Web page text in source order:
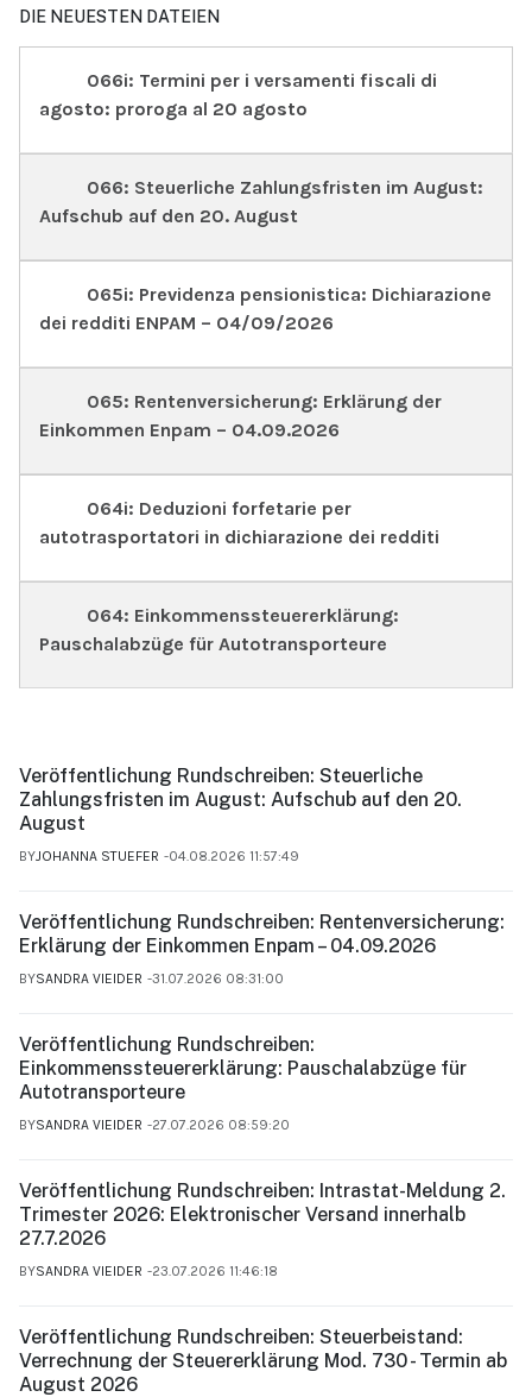
DIE NEUESTEN DATEIEN
066i: Termini per i versamenti fiscali di
agosto: proroga al 20 agosto
066: Steuerliche Zahlungsfristen im August:
Aufschub auf den 20. August
065i: Previdenza pensionistica: Dichiarazione
dei redditi ENPAM – 04/09/2026
065: Rentenversicherung: Erklärung der
Einkommen Enpam – 04.09.2026
064i: Deduzioni forfetarie per
autotrasportatori in dichiarazione dei redditi
064: Einkommenssteuererklärung:
Pauschalabzüge für Autotransporteure
Veröffentlichung Rundschreiben: Steuerliche
Zahlungsfristen im August: Aufschub auf den 20.
August
BYJOHANNA STUEFER 04.08.2026 11:57:49
Veröffentlichung Rundschreiben: Rentenversicherung:
Erklärung der Einkommen Enpam – 04.09.2026
BYSANDRA VIEIDER 31.07.2026 08:31:00
Veröffentlichung Rundschreiben:
Einkommenssteuererklärung: Pauschalabzüge für
Autotransporteure
BYSANDRA VIEIDER 27.07.2026 08:59:20
Veröffentlichung Rundschreiben: Intrastat-Meldung 2.
Trimester 2026: Elektronischer Versand innerhalb
27.7.2026
BYSANDRA VIEIDER 23.07.2026 11:46:18
Veröffentlichung Rundschreiben: Steuerbeistand:
Verrechnung der Steuererklärung Mod. 730 - Termin ab
August 2026